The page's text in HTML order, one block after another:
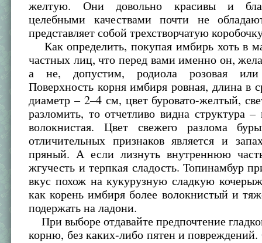
желтую. Они довольно красивы и
целебными качествами почти не
представляет собой трехстворчатую
Как определить, покупая имбирь хоть в
частных лиц, что перед вами именно он,
а не, допустим, родиола розовая или
Поверхность корня имбиря ровная, длина в
диаметр – 2–4 см, цвет буровато-желтый,
разломить, то отчетливо видна структура
волокнистая. Цвет свежего разлома
отличительных признаков является и
пряный. А если лизнуть внутреннюю
жгучесть и терпкая сладость. Топинамбур
вкус похож на кукурузную сладкую
как корень имбиря более волокнистый и
подержать на ладони.
При выборе отдавайте предпочтение
корню, без каких-либо пятен и